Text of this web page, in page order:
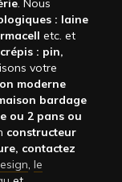
. Nous
: laine
etc. et
: pin,
votre
moderne
bardage
ou 2 pans ou
constructeur
contactez
, le